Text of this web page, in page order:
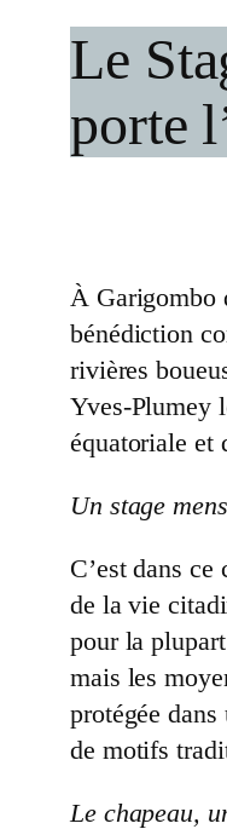
Le
porte
À Garigombo
bénédiction
rivières
Yves-Plumey
équatoriale et
Un stage
C’est dans
de la vie
pour la
mais les
protégée
de motifs
Le chapeau,